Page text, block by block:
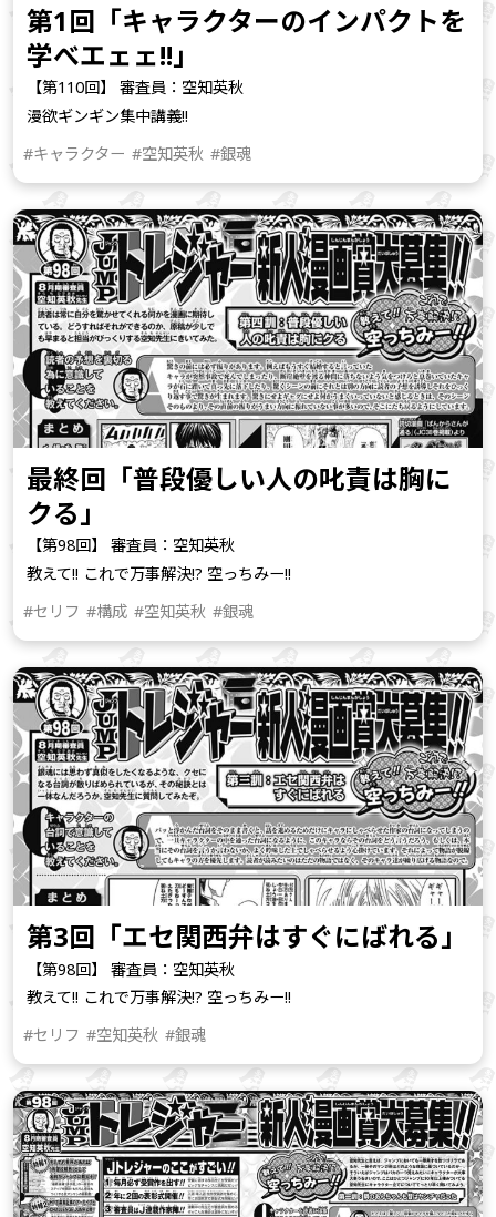
第1回「キャラクターのインパクトを
学べエェェ!!」
【第110回】 審査員：空知英秋
漫欲ギンギン集中講義!!
#キャラクター #空知英秋 #銀魂
最終回「普段優しい人の叱責は胸に
クる」
【第98回】 審査員：空知英秋
教えて!! これで万事解決!? 空っちみー!!
#セリフ #構成 #空知英秋 #銀魂
第3回「エセ関西弁はすぐにばれる」
【第98回】 審査員：空知英秋
教えて!! これで万事解決!? 空っちみー!!
#セリフ #空知英秋 #銀魂